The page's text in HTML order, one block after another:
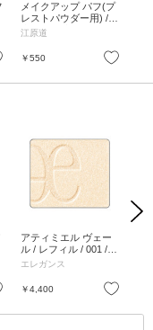
お気に入り
メイクアップ パフ(プ
レストパウダー用) /
本体 / 1個入
江原道
￥550
お気に入り
アティミエル ヴェー
ル / レフィル / 001 / 9.
7g
エレガンス
￥4,400
Next